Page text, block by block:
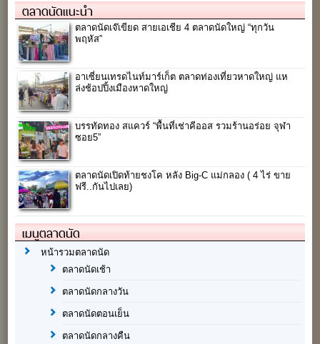
ตลาดนัดแนะนำ
ตลาดนัดเจ๊เขียด สายเอเชีย 4 ตลาดนัดใหญ่ “ทุกวัน
พฤหัส”
อาเซี่ยนเทรดไนท์มาร์เก็ต ตลาดท่องเที่ยวหาดใหญ่ แห
ล่งช้อปปิ้งเมืองหาดใหญ่
บรรทัดทอง สแควร์ “พื้นที่เช่าคีออส รวมร้านอร่อย จุฬา
ซอย5”
ตลาดนัดเปิดท้ายชงโค หลัง Big-C แม่กลอง ( 4 ไร่ ขาย
ฟรี..กันไปเลย)
เมนูตลาดนัด
หน้ารวมตลาดนัด
ตลาดนัดเช้า
ตลาดนัดกลางวัน
ตลาดนัดตอนเย็น
ตลาดนัดกลางคืน